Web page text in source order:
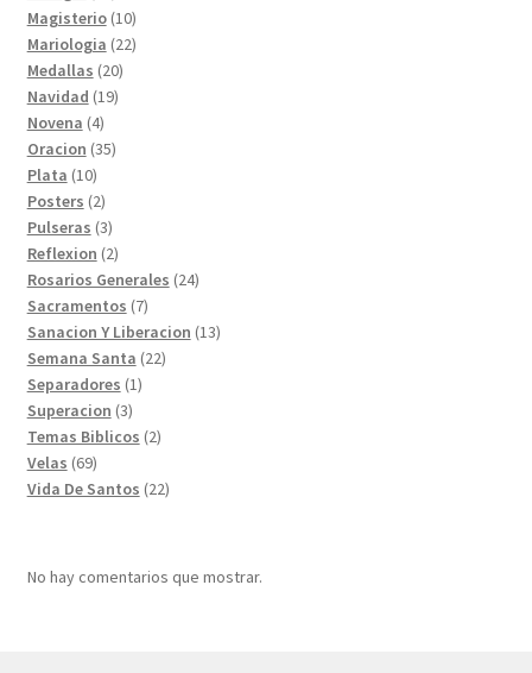
productos
Magisterio 1010
productos
Mariologia 2222
Medallas 2020
productos
Navidad 1919
Novena 44
productos
Oracion 3535
Plata 1010
productos
Posters 22
productos
Pulseras 33
productos
Reflexion 22
productos
Rosarios Generales 2424
Sacramentos 77
productos
Sanacion Y Liberacion 1313
Semana Santa 2222
Separadores 11
Superacion 33
productos
Temas Biblicos 22
Velas 6969
productos
Vida De Santos 2222
No hay comentarios que mostrar.